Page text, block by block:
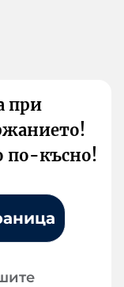
при
по-късно!